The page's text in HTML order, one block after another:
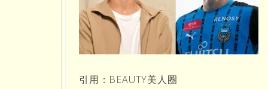
引用：BEAUTY美人圈